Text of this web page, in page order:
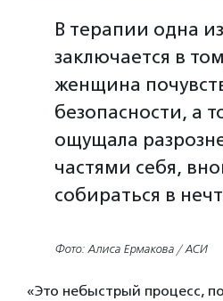
В терапии одна
заключается в
женщина
безопасности, а
ощущала
частями себя,
собираться в
Фото: Алиса Ермакова / АСИ
«Это небыстрый процесс,